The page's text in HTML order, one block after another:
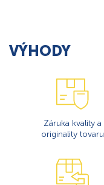
VÝHODY
Záruka kvality a
originality tovaru